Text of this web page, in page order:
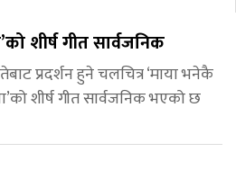
शीर्ष गीत सार्वजनिक
प्रदर्शन हुने चलचित्र ‘माया भनेकै
शीर्ष गीत सार्वजनिक भएको छ